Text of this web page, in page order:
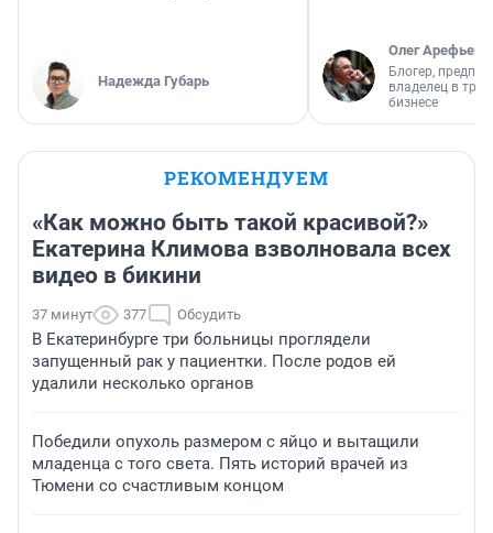
Надежда Губарь
Олег Арефьев
Блогер,
владелец в
бизнесе
РЕКОМЕНДУЕМ
«Как можно быть такой красивой?»
Екатерина Климова взволновала всех
видео в бикини
37 минут 377 Обсудить
В Екатеринбурге три больницы проглядели
запущенный рак у пациентки. После родов ей
удалили несколько органов
Победили опухоль размером с яйцо и вытащили
младенца с того света. Пять историй врачей из
Тюмени со счастливым концом